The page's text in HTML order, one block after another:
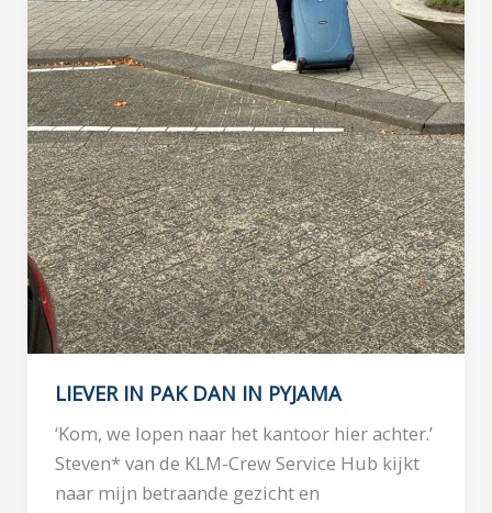
LIEVER IN PAK DAN IN PYJAMA
‘Kom, we lopen naar het kantoor hier achter.’
Steven* van de KLM-Crew Service Hub kijkt
naar mijn betraande gezicht en